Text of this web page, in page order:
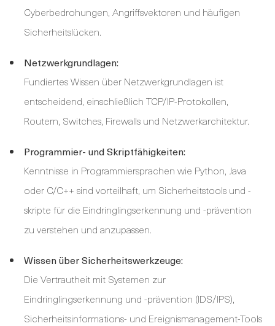
Cyberbedrohungen, Angriffsvektoren und häufigen
Sicherheitslücken.
Netzwerkgrundlagen:
Fundiertes Wissen über Netzwerkgrundlagen ist
entscheidend, einschließlich TCP/IP-Protokollen,
Routern, Switches, Firewalls und Netzwerkarchitektur.
Programmier- und Skriptfähigkeiten:
Kenntnisse in Programmiersprachen wie Python, Java
oder C/C++ sind vorteilhaft, um Sicherheitstools und -
skripte für die Eindringlingserkennung und -prävention
zu verstehen und anzupassen.
Wissen über Sicherheitswerkzeuge:
Die Vertrautheit mit Systemen zur
Eindringlingserkennung und -prävention (IDS/IPS),
Sicherheitsinformations- und Ereignismanagement-Tools